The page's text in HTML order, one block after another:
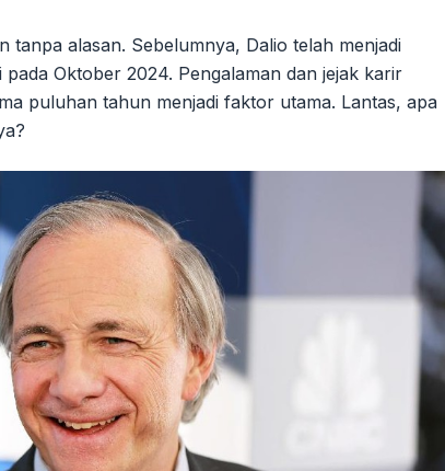
alasan. Sebelumnya, Dalio telah menjadi
Oktober 2024. Pengalaman dan jejak karir
puluhan tahun menjadi faktor utama. Lantas, apa